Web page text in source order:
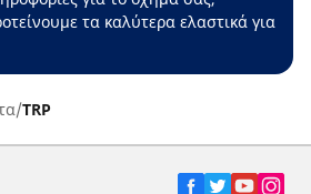
τα καλύτερα ελαστικά για
TRP